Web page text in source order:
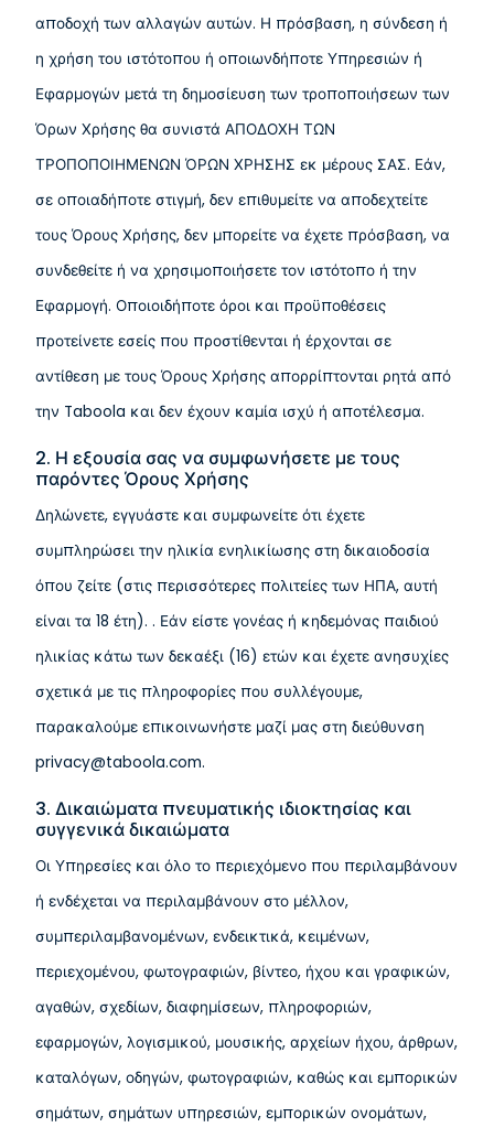
αποδοχή των αλλαγών αυτών. Η πρόσβαση, η σύνδεση ή
η χρήση του ιστότοπου ή οποιωνδήποτε Υπηρεσιών ή
Εφαρμογών μετά τη δημοσίευση των τροποποιήσεων των
Όρων Χρήσης θα συνιστά ΑΠΟΔΟΧΗ ΤΩΝ
ΤΡΟΠΟΠΟΙΗΜΕΝΩΝ ΌΡΩΝ ΧΡΗΣΗΣ εκ μέρους ΣΑΣ. Εάν,
σε οποιαδήποτε στιγμή, δεν επιθυμείτε να αποδεχτείτε
τους Όρους Χρήσης, δεν μπορείτε να έχετε πρόσβαση, να
συνδεθείτε ή να χρησιμοποιήσετε τον ιστότοπο ή την
Εφαρμογή. Οποιοιδήποτε όροι και προϋποθέσεις
προτείνετε εσείς που προστίθενται ή έρχονται σε
αντίθεση με τους Όρους Χρήσης απορρίπτονται ρητά από
την Taboola και δεν έχουν καμία ισχύ ή αποτέλεσμα.
2. Η εξουσία σας να συμφωνήσετε με τους
παρόντες Όρους Χρήσης
Δηλώνετε, εγγυάστε και συμφωνείτε ότι έχετε
συμπληρώσει την ηλικία ενηλικίωσης στη δικαιοδοσία
όπου ζείτε (στις περισσότερες πολιτείες των ΗΠΑ, αυτή
είναι τα 18 έτη). . Εάν είστε γονέας ή κηδεμόνας παιδιού
ηλικίας κάτω των δεκαέξι (16) ετών και έχετε ανησυχίες
σχετικά με τις πληροφορίες που συλλέγουμε,
παρακαλούμε επικοινωνήστε μαζί μας στη διεύθυνση
privacy@taboola.com.
3. Δικαιώματα πνευματικής ιδιοκτησίας και
συγγενικά δικαιώματα
Οι Υπηρεσίες και όλο το περιεχόμενο που περιλαμβάνουν
ή ενδέχεται να περιλαμβάνουν στο μέλλον,
συμπεριλαμβανομένων, ενδεικτικά, κειμένων,
περιεχομένου, φωτογραφιών, βίντεο, ήχου και γραφικών,
αγαθών, σχεδίων, διαφημίσεων, πληροφοριών,
εφαρμογών, λογισμικού, μουσικής, αρχείων ήχου, άρθρων,
καταλόγων, οδηγών, φωτογραφιών, καθώς και εμπορικών
σημάτων, σημάτων υπηρεσιών, εμπορικών ονομάτων,